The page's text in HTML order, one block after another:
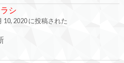
シ
10, 2020 に投稿された